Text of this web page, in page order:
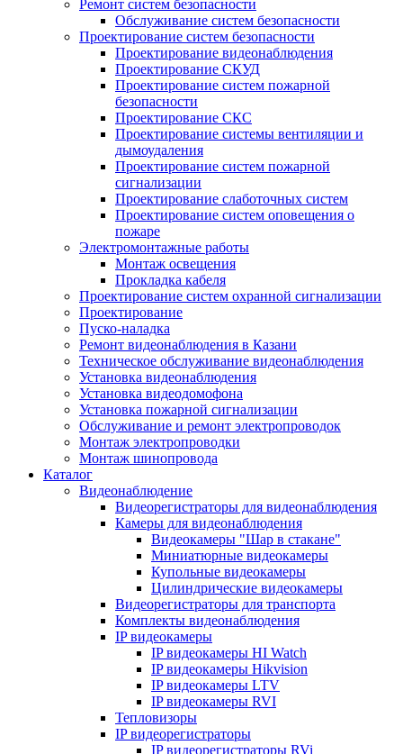
Ремонт систем безопасности
Обслуживание систем безопасности
Проектирование систем безопасности
Проектирование видеонаблюдения
Проектирование СКУД
Проектирование систем пожарной
безопасности
Проектирование СКС
Проектирование системы вентиляции и
дымоудаления
Проектирование систем пожарной
сигнализации
Проектирование слаботочных систем
Проектирование систем оповещения о
пожаре
Электромонтажные работы
Монтаж освещения
Прокладка кабеля
Проектирование систем охранной сигнализации
Проектирование
Пуско-наладка
Ремонт видеонаблюдения в Казани
Техническое обслуживание видеонаблюдения
Установка видеонаблюдения
Установка видеодомофона
Установка пожарной сигнализации
Обслуживание и ремонт электропроводок
Монтаж электропроводки
Монтаж шинопровода
Каталог
Видеонаблюдение
Видеорегистраторы для видеонаблюдения
Камеры для видеонаблюдения
Видеокамеры "Шар в стакане"
Миниатюрные видеокамеры
Купольные видеокамеры
Цилиндрические видеокамеры
Видеорегистраторы для транспорта
Комплекты видеонаблюдения
IP видеокамеры
IP видеокамеры HI Watch
IP видеокамеры Hikvision
IP видеокамеры LTV
IP видеокамеры RVI
Тепловизоры
IP видеорегистраторы
IP видеорегистраторы RVi